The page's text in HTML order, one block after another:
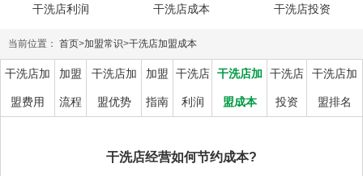
干洗店利润 干洗店成本 干洗店投资
当前位置： 首页>加盟常识>干洗店加盟成本
干洗店加
盟费用
加盟
流程
干洗店加
盟优势
加盟
指南
干洗店
利润
干洗店加
盟成本
干洗店
投资
干洗店加
盟排名
干洗店经营如何节约成本?